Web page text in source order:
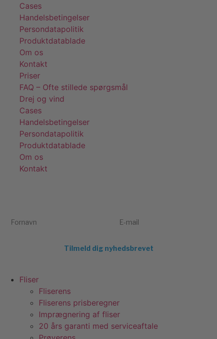
Cases
Handelsbetingelser
Persondatapolitik
Produktdatablade
Om os
Kontakt
Priser
FAQ – Ofte stillede spørgsmål
Drej og vind
Cases
Handelsbetingelser
Persondatapolitik
Produktdatablade
Om os
Kontakt
Tilmeld dig nyhedsbrevet
Fliser
Fliserens
Fliserens prisberegner
Imprægnering af fliser
20 års garanti med serviceaftale